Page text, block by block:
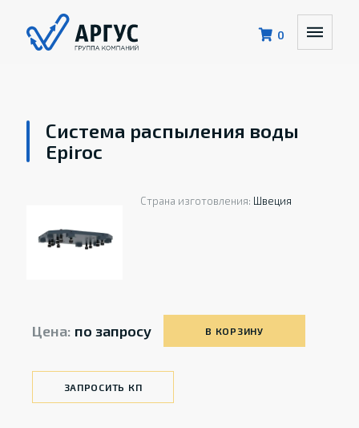
0
Система распыления воды
Epiroc
Страна изготовления: Швеция
Цена: по запросу В КОРЗИНУ
ЗАПРОСИТЬ КП